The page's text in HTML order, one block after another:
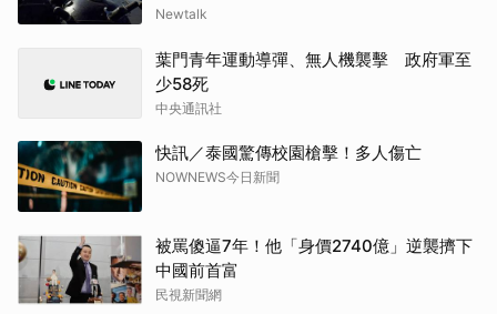
Newtalk
葉門青年運動導彈、無人機襲擊 政府軍至
少58死
中央通訊社
快訊／泰國驚傳校園槍擊！多人傷亡
NOWNEWS今日新聞
被罵傻逼7年！他「身價2740億」逆襲擠下
中國前首富
民視新聞網